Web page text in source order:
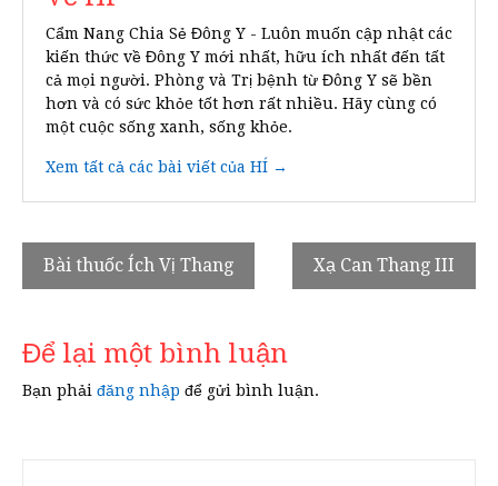
Cẩm Nang Chia Sẻ Đông Y - Luôn muốn cập nhật các
kiến thức về Đông Y mới nhất, hữu ích nhất đến tất
cả mọi người. Phòng và Trị bệnh từ Đông Y sẽ bền
hơn và có sức khỏe tốt hơn rất nhiều. Hãy cùng có
một cuộc sống xanh, sống khỏe.
Xem tất cả các bài viết của HÍ →
Điều
hướng
bài
viết
Bài thuốc Ích Vị Thang Xạ Can Thang III
Để lại một bình luận
Bạn phải đăng nhập để gửi bình luận.